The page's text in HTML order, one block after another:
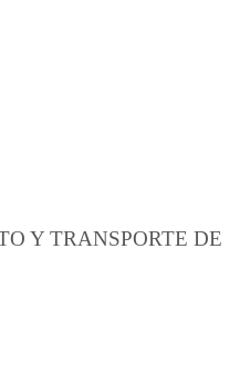
Y TRANSPORTE DE